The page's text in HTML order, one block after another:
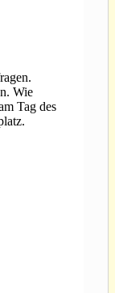
Wie
Tag des